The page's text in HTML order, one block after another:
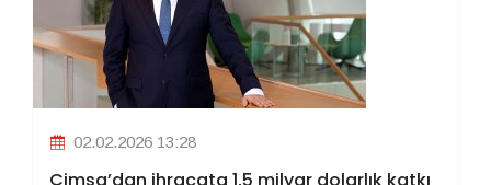
02.02.2026 13:28